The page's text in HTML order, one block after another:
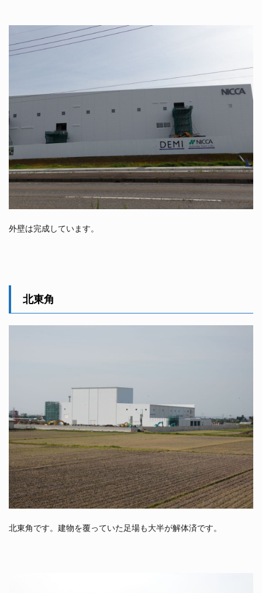
外壁は完成しています。
北東角
北東角です。建物を覆っていた足場も大半が解体済です。